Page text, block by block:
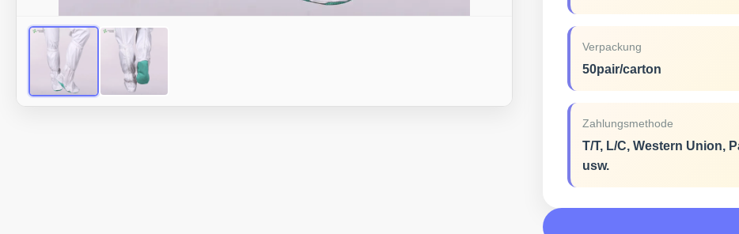
Verpackung
50pair/carton
Zahlungsmethode
T/T, L/C, Western Union,
usw.